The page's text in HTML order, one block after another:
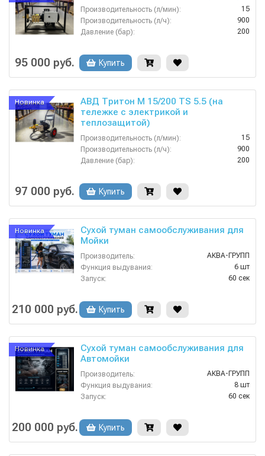
Производительность (л/мин):
15
Производительность (л/ч):
900
Давление (бар):
200
Страна-производитель:
95 000 руб. Купить
Новинка
АВД Тритон M 15/200 TS 5.5 (на
тележке с электрикой и
теплозащитой)
Производительность (л/мин):
15
Производительность (л/ч):
900
Давление (бар):
200
Страна-производитель:
97 000 руб. Купить
Новинка
Сухой туман самообслуживания для
Мойки
Производитель:
АКВА-ГРУПП
Функция выдувания:
6 шт
Запуск:
60 сек
Гарантия:
210 000 руб. Купить
Новинка
Сухой туман самообслуживания для
Автомойки
Производитель:
АКВА-ГРУПП
Функция выдувания:
8 шт
Запуск:
60 сек
Мощность (кВт):
200 000 руб. Купить